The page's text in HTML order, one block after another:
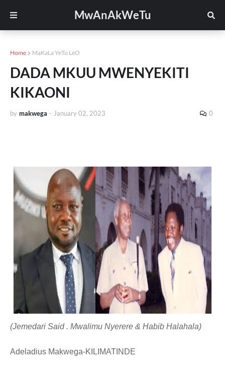
MwAnAkWeTu
Home MaKaLa YeTu LeO
DADA MKUU MWENYEKITI
KIKAONI
by makwega - January 02, 2023 0
(Jemedari Said . Mwalimu Nyerere & Habib Halahala)
Adeladius Makwega-KILIMATINDE